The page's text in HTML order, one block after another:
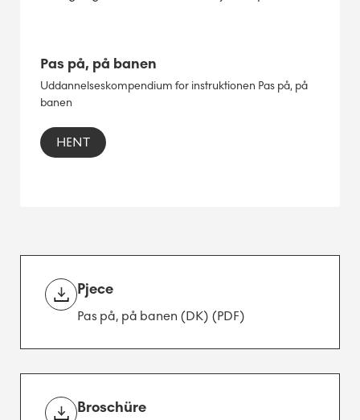
Pas på, på banen
Uddannelseskompendium for instruktionen Pas på, på
banen
HENT
Pjece
Pas på, på banen (DK) (PDF)
Broschüre